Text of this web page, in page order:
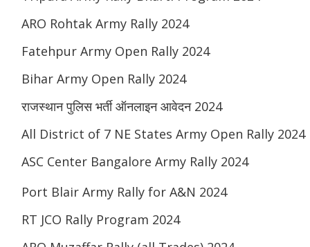
ARO Rohtak Army Rally 2024
Fatehpur Army Open Rally 2024
Bihar Army Open Rally 2024
राजस्थान पुलिस भर्ती ऑनलाइन आवेदन 2024
All District of 7 NE States Army Open Rally 2024
ASC Center Bangalore Army Rally 2024
Port Blair Army Rally for A&N 2024
RT JCO Rally Program 2024